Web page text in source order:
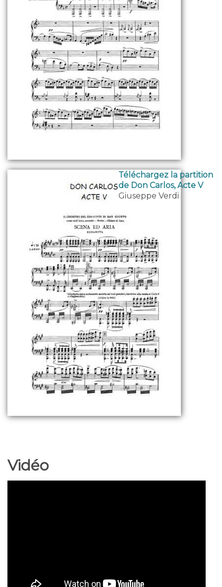
Téléchargez la partition
de Don Carlos, Acte V
Giuseppe Verdi
Vidéo